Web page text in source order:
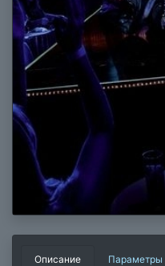
Описание Параметры